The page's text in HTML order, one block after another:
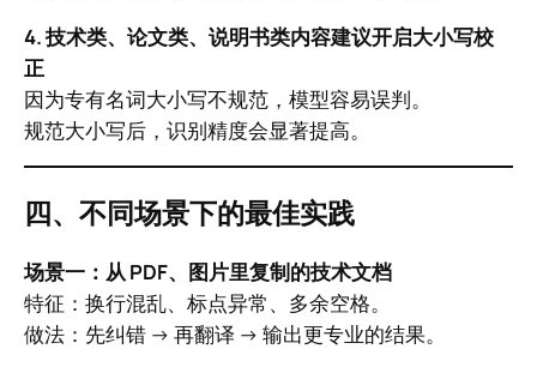
4. 技术类、论文类、说明书类内容建议开启大小写校
正
因为专有名词大小写不规范，模型容易误判。
规范大小写后，识别精度会显著提高。
四、不同场景下的最佳实践
场景一：从 PDF、图片里复制的技术文档
特征：换行混乱、标点异常、多余空格。
做法：先纠错 → 再翻译 → 输出更专业的结果。